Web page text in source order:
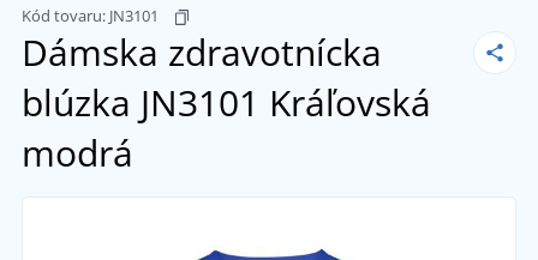
Kód tovaru: JN3101
Dámska zdravotnícka
blúzka JN3101 Kráľovská
modrá